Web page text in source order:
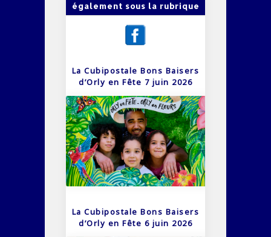
également sous la rubrique
La Cubipostale Bons Baisers
d’Orly en Fête 7 juin 2026
La Cubipostale Bons Baisers
d’Orly en Fête 6 juin 2026